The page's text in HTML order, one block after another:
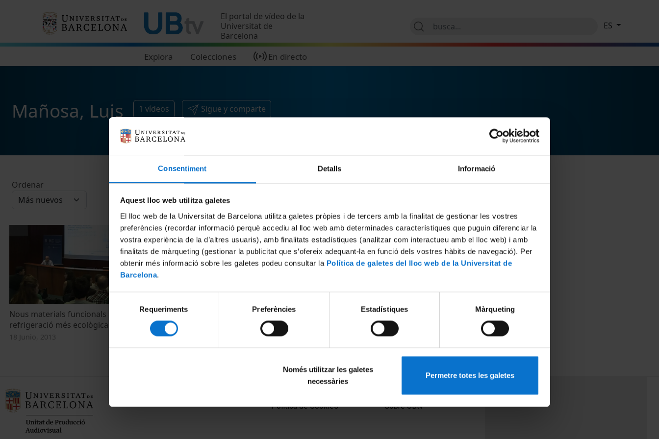
Consentiment Detalls Informació
Aquest lloc web utilitza galetes
El lloc web de la Universitat de Barcelona utilitza galetes pròpies i de tercers amb la finalitat de gestionar les vostres
preferències (recordar informació perquè accediu al lloc web amb determinades característiques que puguin diferenciar la
vostra experiència de la d’altres usuaris), amb finalitats estadístiques (analitzar com interactueu amb el lloc web) i amb
finalitats de màrqueting (gestionar la publicitat que s’ofereix adequant-la en funció dels vostres hàbits de navegació). Per
obtenir més informació sobre les galetes podeu consultar la Política de galetes del lloc web de la Universitat de
Barcelona.
Selecció
consentiment
Requeriments Preferències Estadístiques Màrqueting
Només utilitzar les galetes
necessàries
Permetre totes les galetes
El portal de vídeo de la
Universitat de
Barcelona
Explora Colecciones En directo
ES
Mañosa, Luis 1 vídeos Sigue y comparte
Ordenar
Nous materials funcionals per a una
refrigeració més ecològica i eficient
18 Junio, 2013
Política de Cookies
Sobre UBtv